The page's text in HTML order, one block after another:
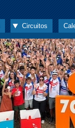
Circuitos